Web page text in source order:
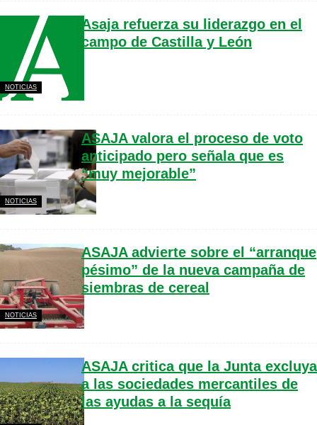
NOTICIAS
Asaja refuerza su liderazgo en el
campo de Castilla y León
NOTICIAS
ASAJA valora el proceso de voto
anticipado pero señala que es
“muy mejorable”
NOTICIAS
ASAJA advierte sobre el “arranque
pésimo” de la nueva campaña de
siembras de cereal
ASAJA critica que la Junta excluya
a las sociedades mercantiles de
las ayudas a la sequía